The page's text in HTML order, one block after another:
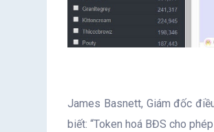
James Basnett, Giám đốc
biết: “Token hoá BĐS cho